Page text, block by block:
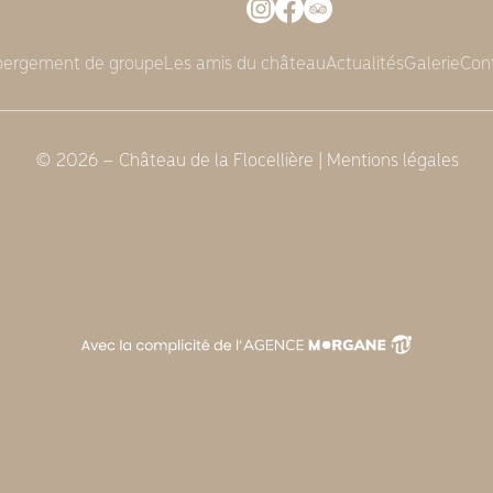
de groupeLes amis du châteauActualitésGalerie
© 2026 – Château de la Flocellière | Mentions légales